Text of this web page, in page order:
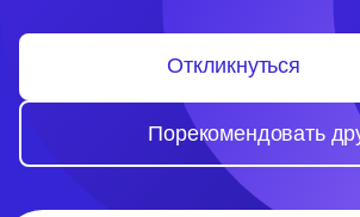
Откликнуться
Порекомендовать